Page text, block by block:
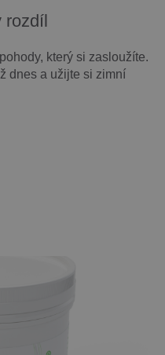
který si zasloužíte.
dnes a užijte si zimní